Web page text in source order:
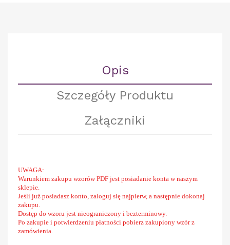
Opis
Szczegóły Produktu
Załączniki
UWAGA:
Warunkiem zakupu wzorów PDF jest posiadanie konta w naszym
sklepie.
Jeśli już posiadasz konto, zaloguj się najpierw, a następnie dokonaj
zakupu.
Dostęp do wzoru jest nieograniczony i bezterminowy.
Po zakupie i potwierdzeniu płatności pobierz zakupiony wzór z
zamówienia.